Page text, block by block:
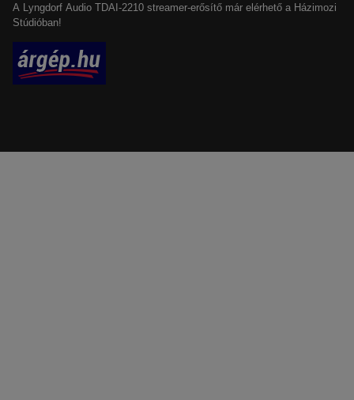
A Lyngdorf Audio TDAI-2210 streamer-erősítő már elérhető a Házimozi
Stúdióban!